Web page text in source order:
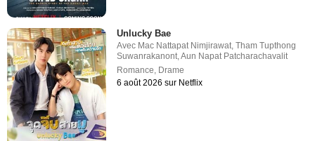
Unlucky Bae
Avec Mac Nattapat Nimjirawat,Tham Tupthong
Suwanrakanont,Aun Napat Patcharachavalit
Romance, Drame
6 août 2026 sur Netflix